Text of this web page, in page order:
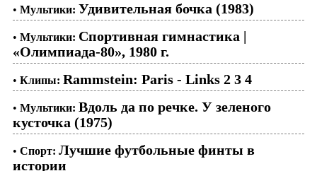
• Мультики: Удивительная бочка (1983)
• Мультики: Спортивная гимнастика |
«Олимпиада-80», 1980 г.
• Клипы: Rammstein: Paris - Links 2 3 4
• Мультики: Вдоль да по речке. У зеленого
кусточка (1975)
• Спорт: Лучшие футбольные финты в
истории